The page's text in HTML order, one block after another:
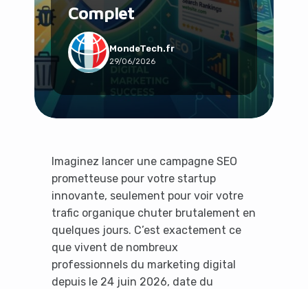
Complet
MondeTech.fr
29/06/2026
Imaginez lancer une campagne SEO
prometteuse pour votre startup
innovante, seulement pour voir votre
trafic organique chuter brutalement en
quelques jours. C’est exactement ce
que vivent de nombreux
professionnels du marketing digital
depuis le 24 juin 2026, date du
Social & Communauté
Tech & Développement
Travail & Productivité
Voyage